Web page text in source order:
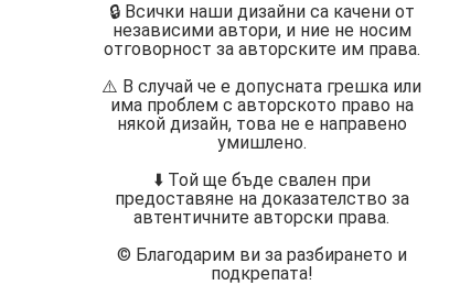
🔒 Всички наши дизайни са качени от
независими автори, и ние не носим
отговорност за авторските им права.
⚠️ В случай че е допусната грешка или
има проблем с авторското право на
някой дизайн, това не е направено
умишлено.
⬇️ Той ще бъде свален при
предоставяне на доказателство за
автентичните авторски права.
©️ Благодарим ви за разбирането и
подкрепата!